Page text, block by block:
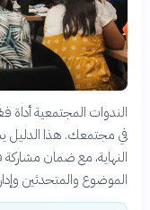
الندوات المجتمعية أداة
في مجتمعك. هذا الدليل
النهاية، مع ضمان
الموضوع والمتحدثين